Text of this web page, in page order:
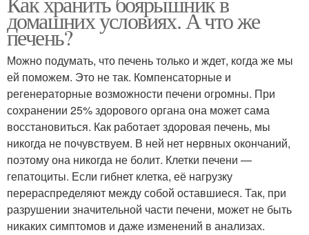
домашних условиях. А что же
печень?
Можно подумать, что печень только и ждет, когда же мы
ей поможем. Это не так. Компенсаторные и
регенераторные возможности печени огромны. При
сохранении 25% здорового органа она может сама
восстановиться. Как работает здоровая печень, мы
никогда не почувствуем. В ней нет нервных окончаний,
поэтому она никогда не болит. Клетки печени —
гепатоциты. Если гибнет клетка, её нагрузку
перераспределяют между собой оставшиеся. Так, при
разрушении значительной части печени, может не быть
никаких симптомов и даже изменений в анализах.